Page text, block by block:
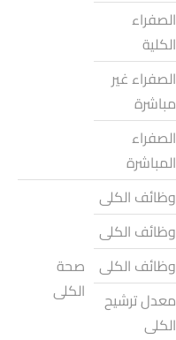
الصفراء
الكلية
الصفراء غير
مباشرة
الصفراء
المباشرة
وظائف الكلى
صحة
الكلى
وظائف الكلى
وظائف الكلى
معدل ترشيح
الكلى